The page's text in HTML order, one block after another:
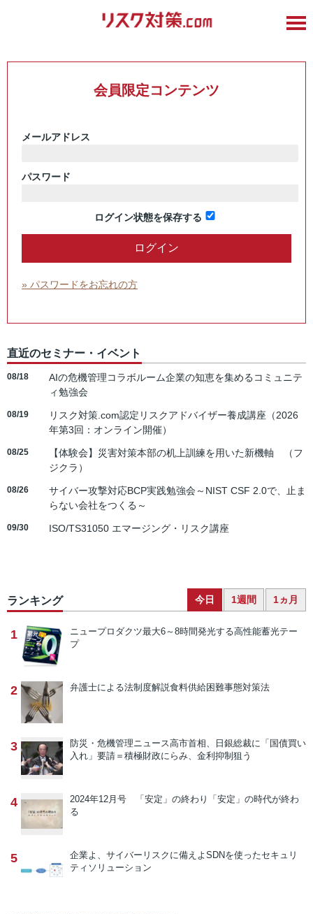
会員限定コンテンツ
メールアドレス
パスワード
ログイン状態を保存する
» パスワードをお忘れの方
直近のセミナー・イベント
08/18
AIの危機管理コラボルーム企業の知恵を集めるコミュニテ
ィ勉強会
08/19
リスク対策.com認定リスクアドバイザー養成講座（2026
年第3回：オンライン開催）
08/25
【体験会】災害対策本部の机上訓練を用いた新機軸 （フ
ジクラ）
08/26
サイバー攻撃対応BCP実践勉強会～NIST CSF 2.0で、止ま
らない会社をつくる～
09/30 ISO/TS31050 エマージング・リスク講座
ランキング 今日 1週間 1ヵ月
1 ニュープロダクツ最大6～8時間発光する高性能蓄光テー
プ
2 弁護士による法制度解説食料供給困難事態対策法
3 防災・危機管理ニュース高市首相、日銀総裁に「国債買い
入れ」要請＝積極財政にらみ、金利抑制狙う
4 2024年12月号 「安定」の終わり
「安定」の時代が終わ
る
5 企業よ、サイバーリスクに備えよ SDNを使ったセキュリ
ティソリューション